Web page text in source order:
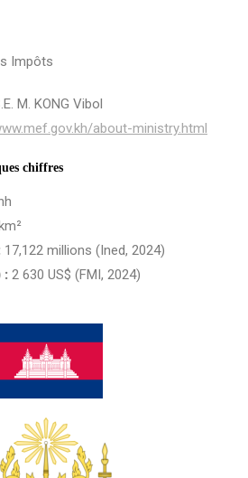
Impôts
M. KONG Vibol
about-ministry.html
chiffres
17,122 millions (Ined, 2024)
: 2 630 US$ (FMI, 2024)